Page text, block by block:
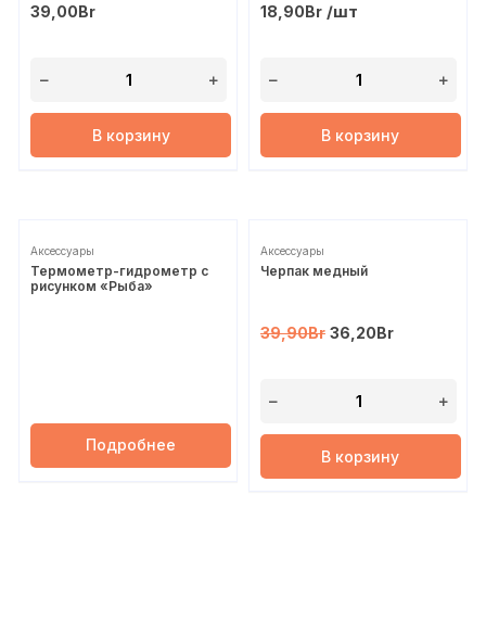
39,00Br
В корзину
18,90Br/шт
В корзину
Аксессуары
Термометр-гидрометр с
рисунком «Рыба»
Подробнее
Аксессуары
Черпак медный
39,90Br 36,20Br
В корзину